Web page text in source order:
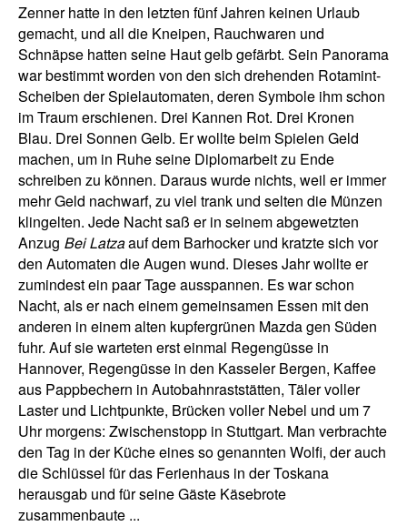
Zenner hatte in den letzten fünf Jahren keinen Urlaub
gemacht, und all die Kneipen, Rauchwaren und
Schnäpse hatten seine Haut gelb gefärbt. Sein Panorama
war bestimmt worden von den sich drehenden Rotamint-
Scheiben der Spielautomaten, deren Symbole ihm schon
im Traum erschienen. Drei Kannen Rot. Drei Kronen
Blau. Drei Sonnen Gelb. Er wollte beim Spielen Geld
machen, um in Ruhe seine Diplomarbeit zu Ende
schreiben zu können. Daraus wurde nichts, weil er immer
mehr Geld nachwarf, zu viel trank und selten die Münzen
klingelten. Jede Nacht saß er in seinem abgewetzten
Anzug Bei Latzaauf dem Barhocker und kratzte sich vor
den Automaten die Augen wund. Dieses Jahr wollte er
zumindest ein paar Tage ausspannen. Es war schon
Nacht, als er nach einem gemeinsamen Essen mit den
anderen in einem alten kupfergrünen Mazda gen Süden
fuhr. Auf sie warteten erst einmal Regengüsse in
Hannover, Regengüsse in den Kasseler Bergen, Kaffee
aus Pappbechern in Autobahnraststätten, Täler voller
Laster und Lichtpunkte, Brücken voller Nebel und um 7
Uhr morgens: Zwischenstopp in Stuttgart. Man verbrachte
den Tag in der Küche eines so genannten Wolfi, der auch
die Schlüssel für das Ferienhaus in der Toskana
herausgab und für seine Gäste Käsebrote
zusammenbaute ...